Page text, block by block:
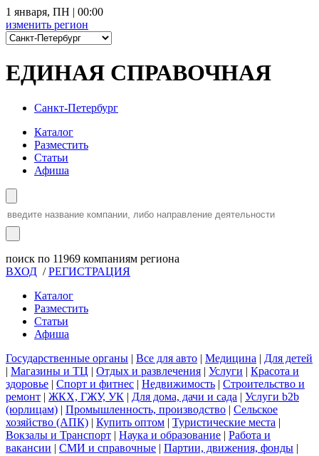
1 января, ПН | 00:00
изменить регион
ЕДИНАЯ СПРАВОЧНАЯ
Санкт-Петербург
Каталог
Разместить
Статьи
Афиша
поиск по 11969 компаниям региона
ВХОД /РЕГИСТРАЦИЯ
Каталог
Разместить
Статьи
Афиша
Государственные органы | Все для авто | Медицина | Для детей
| Магазины и ТЦ | Отдых и развлечения | Услуги | Красота и
здоровье | Спорт и фитнес | Недвижимость | Строительство и
ремонт | ЖКХ, ГЖУ, УК | Для дома, дачи и сада | Услуги b2b
(юрлицам) | Промышленность, производство | Сельское
хозяйство (АПК) | Купить оптом | Туристические места |
Вокзалы и Транспорт | Наука и образование | Работа и
вакансии | СМИ и справочные | Партии, движения, фонды |